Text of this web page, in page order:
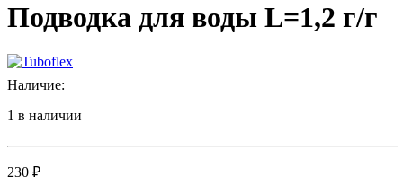
Подводка для воды L=1,2 г/г
Наличие:
1 в наличии
230 ₽